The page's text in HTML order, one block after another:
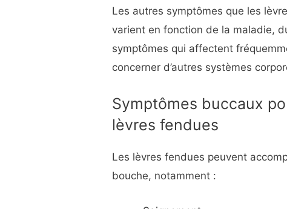
Les autres symptômes que les
varient en fonction de la maladie,
symptômes qui affectent
concerner d’autres systèmes
Symptômes buccaux
lèvres fendues
Les lèvres fendues peuvent
bouche, notamment :